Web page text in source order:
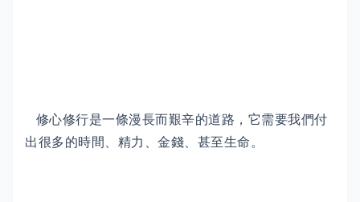
修心修行是一條漫長而艱辛的道路，它需要我們付
出很多的時間、精力、金錢、甚至生命。